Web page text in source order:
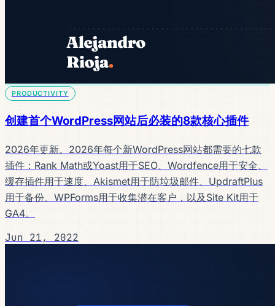
PRODUCTIVITY
创建首个WordPress网站后必装的8款核心插件
2026年更新。2026年每个新WordPress网站都需要的七款
插件：Rank Math或Yoast用于SEO、Wordfence用于安全、
缓存插件用于速度、Akismet用于防垃圾邮件、UpdraftPlus
用于备份、WPForms用于收集潜在客户，以及Site Kit用于
GA4。
Jun 21, 2022